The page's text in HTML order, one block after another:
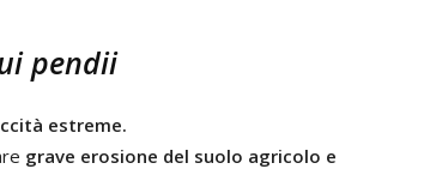
pendii
estreme.
grave erosione del suolo agricolo e